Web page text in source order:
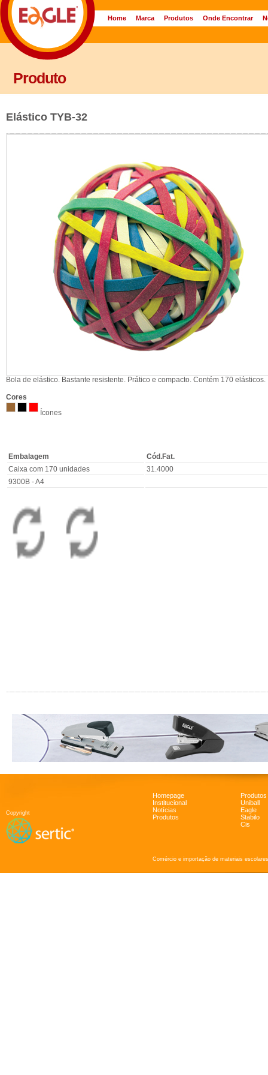
Home Marca Produtos Onde Encontrar
Produto
Elástico TYB-32
Bola de elástico. Bastante resistente. Prático e compacto. Contém 170 elásticos.
Cores
Ícones
Embalagem
Cód.Fat.
Caixa com 170 unidades
31.4000
9300B - A4
Copyright
Homepage
Institucional
Notícias
Produtos
Produtos
Uniball
Eagle
Stabilo
Cis
Comércio e importação de materiais